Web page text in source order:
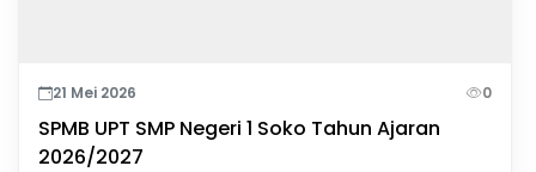
21 Mei 2026 0
SPMB UPT SMP Negeri 1 Soko Tahun Ajaran
2026/2027